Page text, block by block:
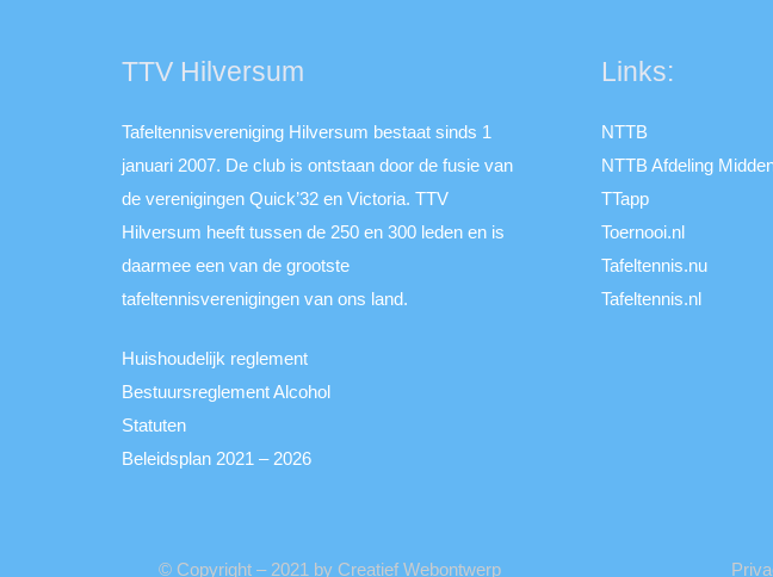
TTV Hilversum
Tafeltennisvereniging Hilversum bestaat sinds 1
januari 2007. De club is ontstaan door de fusie van
de verenigingen Quick’32 en Victoria. TTV
Hilversum heeft tussen de 250 en 300 leden en is
daarmee een van de grootste
tafeltennisverenigingen van ons land.
Huishoudelijk reglement
Bestuursreglement Alcohol
Statuten
Beleidsplan 2021 – 2026
Links:
NTTB
NTTB Afdeling
TTapp
Toernooi.nl
Tafeltennis.nu
Tafeltennis.nl
© Copyright – 2021 by Creatief Webontwerp